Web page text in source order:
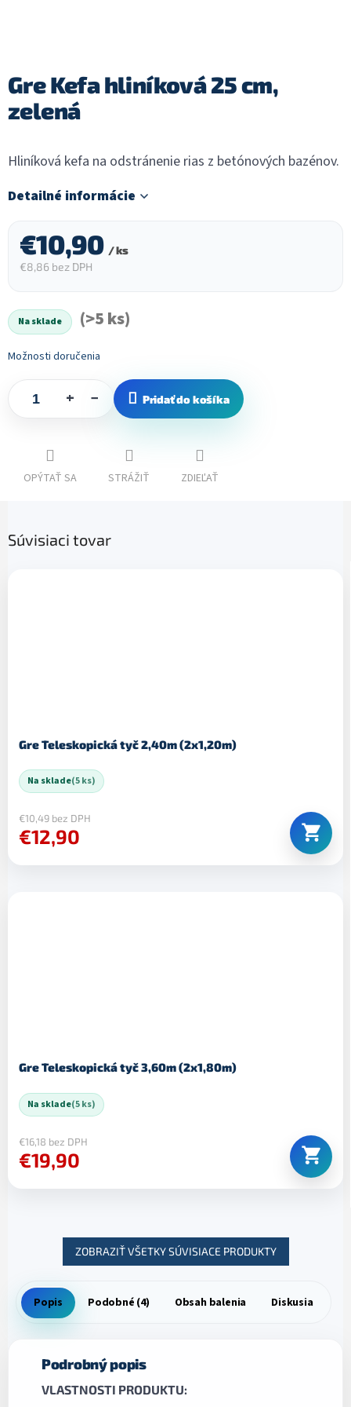
Gre Kefa hliníková 25 cm,
zelená
Hliníková kefa na odstránenie rias z betónových bazénov.
Detailné informácie
€10,90 / ks
€8,86 bez DPH
Na sklade
(>5 ks)
Možnosti doručenia
+ − Pridať do košíka
OPÝTAŤ SA STRÁŽIŤ ZDIEĽAŤ
Súvisiaci tovar
Gre Teleskopická tyč 2,40m (2x1,20m)
Na sklade(5 ks)
€10,49 bez DPH
€12,90
Gre Teleskopická tyč 3,60m (2x1,80m)
Na sklade(5 ks)
€16,18 bez DPH
€19,90
ZOBRAZIŤ VŠETKY SÚVISIACE PRODUKTY
Popis Podobné (4) Obsah balenia Diskusia
Podrobný popis
VLASTNOSTI PRODUKTU: